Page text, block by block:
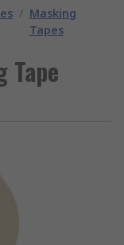
/ Masking
Tapes
Tape